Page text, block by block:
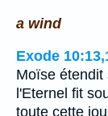
a wind
Exode
Moïse étendit
l'Eternel fit
toute cette